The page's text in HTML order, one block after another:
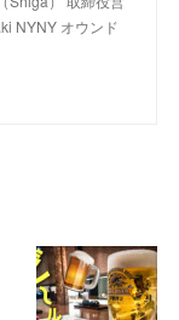
NYNY オウンド